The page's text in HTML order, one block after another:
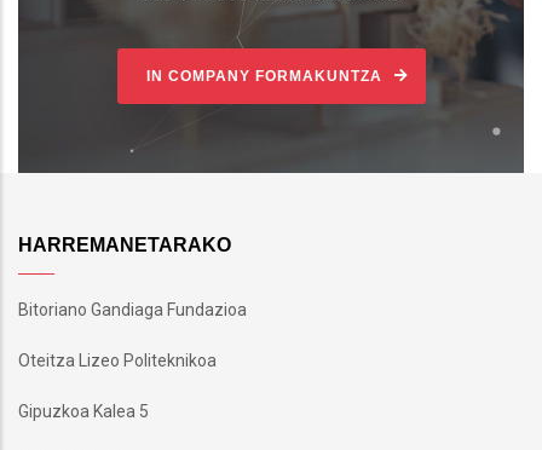
IN COMPANY FORMAKUNTZA
HARREMANETARAKO
Bitoriano Gandiaga Fundazioa
Oteitza Lizeo Politeknikoa
Gipuzkoa Kalea 5